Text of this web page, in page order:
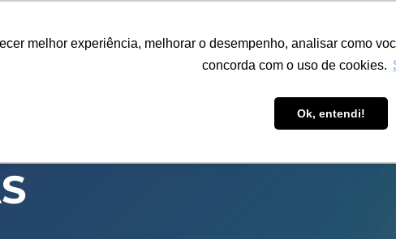
melhor experiência, melhorar o desempenho, analisar como
concorda com o uso de cookies.
Ok, entendi!
PÓS-GRADUAÇÃO CAPACITAÇÃO